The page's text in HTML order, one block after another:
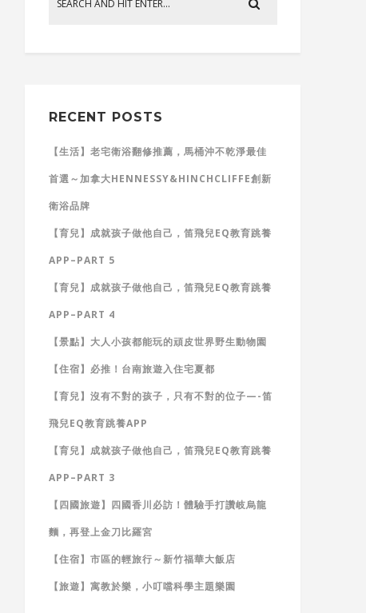
RECENT POSTS
【生活】老宅衛浴翻修推薦，馬桶沖不乾淨最佳
首選～加拿大HENNESSY&HINCHCLIFFE創新
衛浴品牌
【育兒】成就孩子做他自己，笛飛兒EQ教育跳養
APP–PART 5
【育兒】成就孩子做他自己，笛飛兒EQ教育跳養
APP–PART 4
【景點】大人小孩都能玩的頑皮世界野生動物園
【住宿】必推！台南旅遊入住宅夏都
【育兒】沒有不對的孩子，只有不對的位子—-笛
飛兒EQ教育跳養APP
【育兒】成就孩子做他自己，笛飛兒EQ教育跳養
APP–PART 3
【四國旅遊】四國香川必訪！體驗手打讚岐烏龍
麵，再登上金刀比羅宮
【住宿】市區的輕旅行～新竹福華大飯店
【旅遊】寓教於樂，小叮噹科學主題樂園